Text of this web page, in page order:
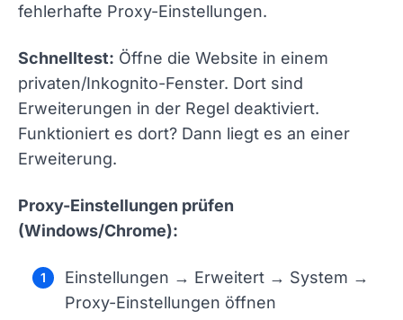
fehlerhafte Proxy-Einstellungen.
Schnelltest: Öffne die Website in einem
privaten/Inkognito-Fenster. Dort sind
Erweiterungen in der Regel deaktiviert.
Funktioniert es dort? Dann liegt es an einer
Erweiterung.
Proxy-Einstellungen prüfen
(Windows/Chrome):
Einstellungen → Erweitert → System →
Proxy-Einstellungen öffnen